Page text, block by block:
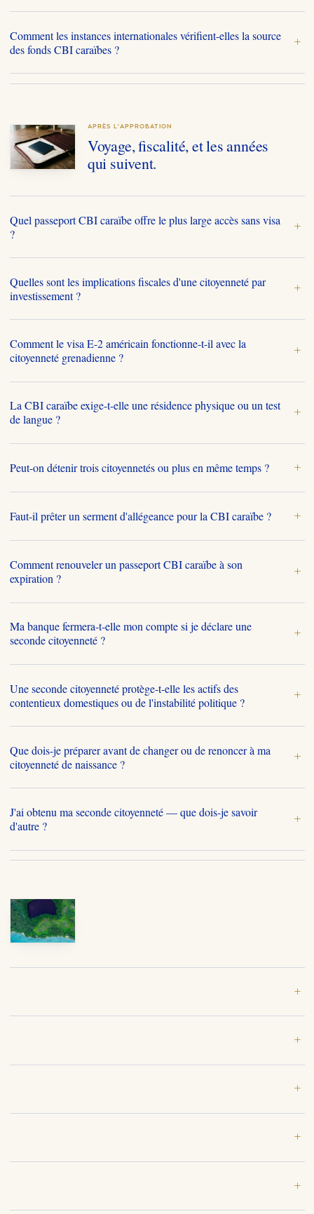
Comment les instances internationales vérifient-elles la source
des fonds CBI caraïbes ?
+
APRÈS L'APPROBATION
Voyage, fiscalité, et les années
qui suivent.
Quel passeport CBI caraïbe offre le plus large accès sans visa
?
+
Quelles sont les implications fiscales d'une citoyenneté par
investissement ?
+
Comment le visa E-2 américain fonctionne-t-il avec la
citoyenneté grenadienne ?
+
La CBI caraïbe exige-t-elle une résidence physique ou un test
de langue ?
+
Peut-on détenir trois citoyennetés ou plus en même temps ? +
Faut-il prêter un serment d'allégeance pour la CBI caraïbe ? +
Comment renouveler un passeport CBI caraïbe à son
expiration ?
+
Ma banque fermera-t-elle mon compte si je déclare une
seconde citoyenneté ?
+
Une seconde citoyenneté protège-t-elle les actifs des
contentieux domestiques ou de l'instabilité politique ?
+
Que dois-je préparer avant de changer ou de renoncer à ma
citoyenneté de naissance ?
+
J'ai obtenu ma seconde citoyenneté — que dois-je savoir
d'autre ?
+
+
+
+
+
+